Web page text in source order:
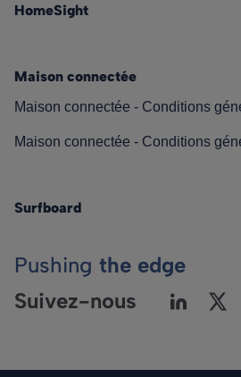
HomeSight
Maison connectée
Maison connectée - Conditions
Maison connectée - Conditions
Surfboard
Pushing the edge
Suivez-nous